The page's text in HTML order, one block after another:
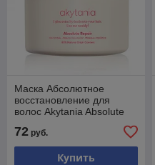
Маска Абсолютное
восстановление для
волос Akytania Absolute
72 руб.
Купить